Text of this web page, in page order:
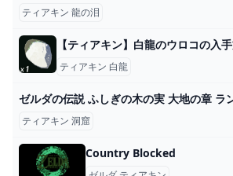
ティアキン 龍の泪
ティアキン 白龍
ティアキン 洞窟
Country Blocked